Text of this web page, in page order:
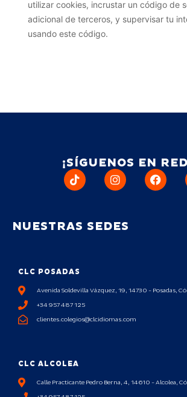
utilizar cookies, incrustar un código de
adicional de terceros, y supervisar tu
usando este código.
¡SÍGUENOS EN
NUESTRAS SEDES
CLC ALCOLEA
Calle Practicante Pedro Berna, 4, 14610 - Alcolea,
CLC POSADAS
Avenida Soldevilla Vázquez, 19, 14730 - Posadas,
+34 957 487 125
clientes.colegios@clcidiomas.com